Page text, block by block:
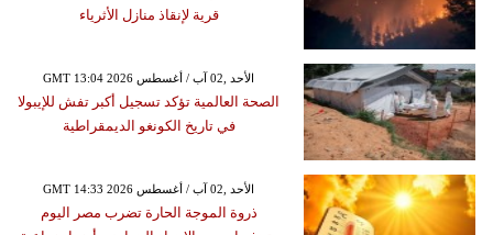
قرية لإنقاذ منازل الأثرياء
GMT 13:04 2026 الأحد ,02 آب / أغسطس
الصحة العالمية تؤكد تسجيل أكبر تفش للإيبولا
في تاريخ الكونغو الديمقراطية
GMT 14:33 2026 الأحد ,02 آب / أغسطس
ذروة الموجة الحارة تضرب مصر اليوم